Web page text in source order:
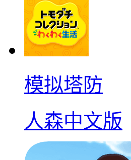
模拟塔防
人森中文版